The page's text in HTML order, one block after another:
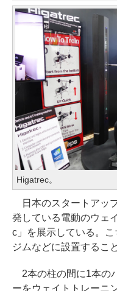
Higatrec。
日本のスタートアッ
発している電動のウェ
c」を展示している。こ
ジムなどに設置するこ
2本の柱の間に1本の
ーをウェイトトレーニ